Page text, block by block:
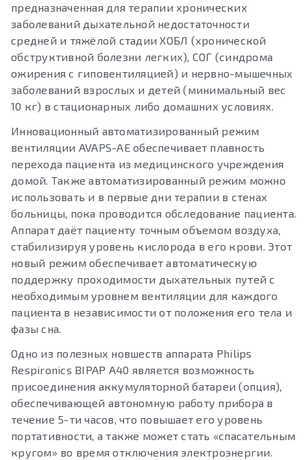
предназначенная для терапии хронических
заболеваний дыхательной недостаточности
средней и тяжёлой стадии ХОБЛ (хронической
обструктивной болезни легких), СОГ (синдрома
ожирения с гиповентиляцией) и нервно-мышечных
заболеваний взрослых и детей (минимальный вес
10 кг) в стационарных либо домашних условиях.
Инновационный автоматизированный режим
вентиляции AVAPS-AE обеспечивает плавность
перехода пациента из медицинского учреждения
домой. Также автоматизированный режим можно
использовать и в первые дни терапии в стенах
больницы, пока проводится обследование пациента.
Аппарат даёт пациенту точным объемом воздуха,
стабилизируя уровень кислорода в его крови. Этот
новый режим обеспечивает автоматическую
поддержку проходимости дыхательных путей с
необходимым уровнем вентиляции для каждого
пациента в независимости от положения его тела и
фазы сна.
Одно из полезных новшеств аппарата Philips
Respironics BIPAP A40 является возможность
присоединения аккумуляторной батареи (опция),
обеспечивающей автономную работу прибора в
течение 5-ти часов, что повышает его уровень
портативности, а также может стать «спасательным
кругом» во время отключения электроэнергии.